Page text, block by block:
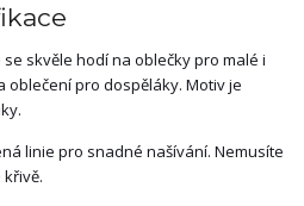
skvěle hodí na oblečky pro malé i
oblečení pro dospěláky. Motiv je
linie pro snadné našívání. Nemusíte